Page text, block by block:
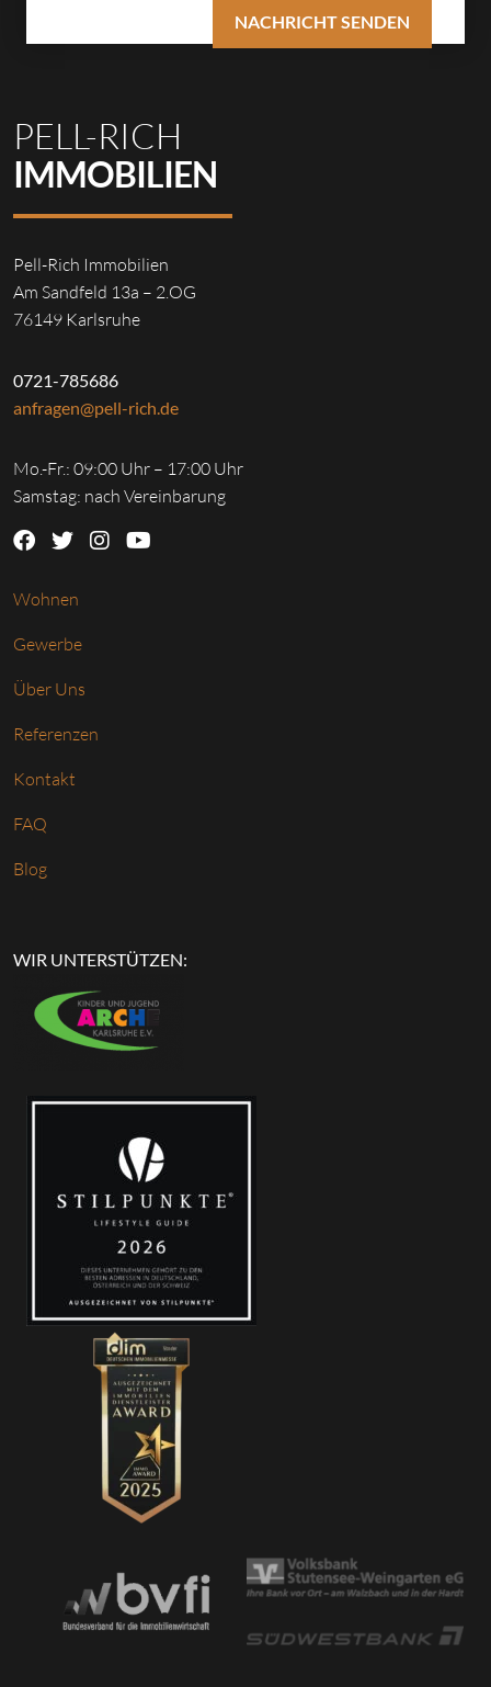
PELL-RICH
IMMOBILIEN
Pell-Rich Immobilien
Am Sandfeld 13a – 2.OG
76149 Karlsruhe
0721-785686
anfragen@pell-rich.de
Mo.-Fr.: 09:00 Uhr – 17:00 Uhr
Samstag: nach Vereinbarung
Wohnen
Gewerbe
Über Uns
Referenzen
Kontakt
FAQ
Blog
WIR UNTERSTÜTZEN: